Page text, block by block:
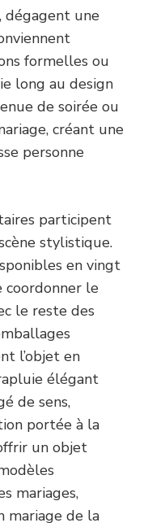
dégagent une
formelles ou
long au design
de soirée ou
créant une
personne
participent
stylistique.
en vingt
le
le reste des
l’objet en
élégant
de sens,
portée à la
un objet
mariages,
mariage de la